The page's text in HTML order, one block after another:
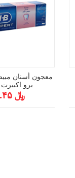
معجون أسنان
برو اكبيرت 75مل
﷼ ۲۸.۴۵